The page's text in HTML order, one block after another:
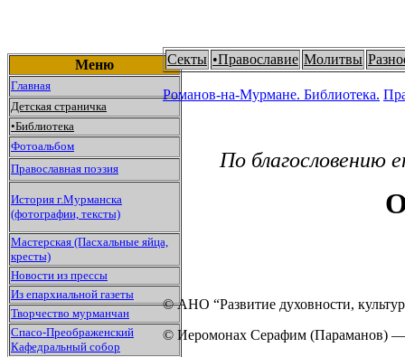
Меню
Главная
Детская страничка
•Библиотека
Фотоальбом
Православная поэзия
История г.Мурманска
(фотографии, тексты)
Мастерская (Пасхальные яйца,
кресты)
Новости из прессы
Из епархиальной газеты
Творчество мурманчан
Спасо-Преображенский
Кафедральный собор
Секты •Православие Молитвы
Романов-на-Мурмане. Библиотека.
По благословению
© АНО “Развитие духовности,
© Иеромонах Серафим (Параманов) —